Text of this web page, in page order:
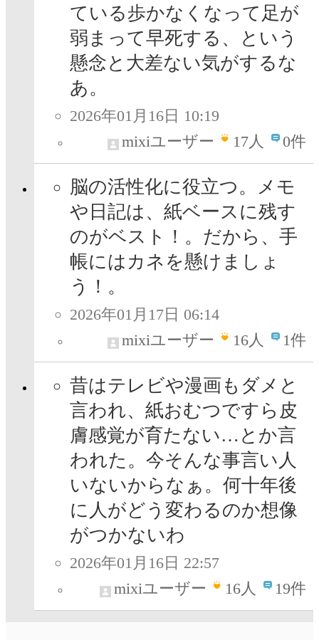
ている歩かなくなって足が
弱まって早死する、という
懸念と大差ない気がするな
あ。
2026年01月16日 10:19
mixiユーザー
17人 0件
脳の活性化に役立つ。メモ
や日記は、紙ベースに残す
のがベスト！。だから、手
帳にはカネを懸けましょ
う！。
2026年01月17日 06:14
mixiユーザー
16人 1件
昔はテレビや漫画もダメと
言われ、紙おむつですら皮
膚感覚が育たない…とか言
われた。今そんな事言い人
いないからなぁ。何十年後
に人がどう変わるのか想像
がつかないわ
2026年01月16日 22:57
mixiユーザー
16人 19件